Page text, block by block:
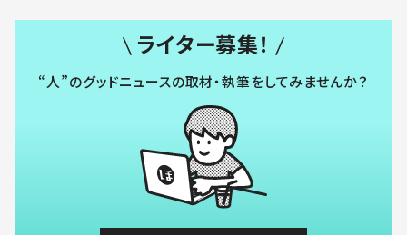
ライター募集！
“人”のグッドニュースの取材・執筆をしてみませんか？